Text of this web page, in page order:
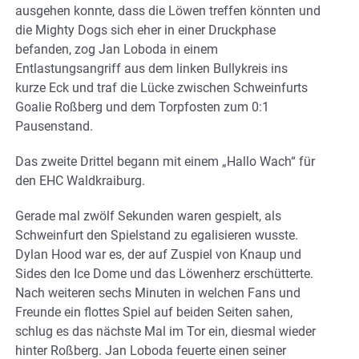
ausgehen konnte, dass die Löwen treffen könnten und
die Mighty Dogs sich eher in einer Druckphase
befanden, zog Jan Loboda in einem
Entlastungsangriff aus dem linken Bullykreis ins
kurze Eck und traf die Lücke zwischen Schweinfurts
Goalie Roßberg und dem Torpfosten zum 0:1
Pausenstand.
Das zweite Drittel begann mit einem „Hallo Wach“ für
den EHC Waldkraiburg.
Gerade mal zwölf Sekunden waren gespielt, als
Schweinfurt den Spielstand zu egalisieren wusste.
Dylan Hood war es, der auf Zuspiel von Knaup und
Sides den Ice Dome und das Löwenherz erschütterte.
Nach weiteren sechs Minuten in welchen Fans und
Freunde ein flottes Spiel auf beiden Seiten sahen,
schlug es das nächste Mal im Tor ein, diesmal wieder
hinter Roßberg. Jan Loboda feuerte einen seiner